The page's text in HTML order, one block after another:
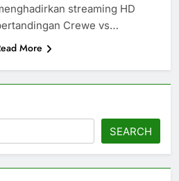
streaming HD
Crewe vs…
More
SEARCH